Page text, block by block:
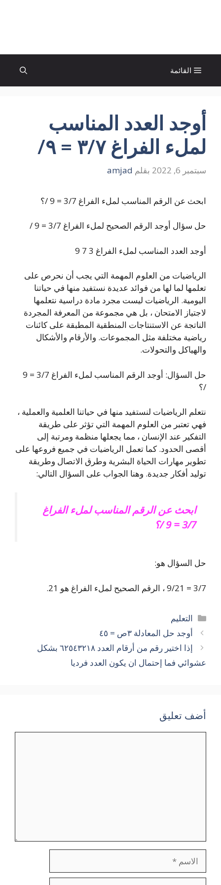
القائمة
أوجد العدد المناسب
لملء الفراغ ٣/٧ = ٩/
سبتمبر 6, 2022 بقلم amjad
ابحث عن الرقم المناسب لملء الفراغ 3/7 = 9 /؟
حل سؤال أوجد الرقم الصحيح لملء الفراغ 3/7 = 9 /
أوجد العدد المناسب لملء الفراغ 3 7 9
الرياضيات من العلوم المهمة التي يجب أن نحرص على
تعلمها لما لها من فوائد عديدة نستفيد منها في حياتنا
اليومية. الرياضيات ليست مجرد مادة دراسية نتعلمها
لاجتياز الامتحان ، بل هي مجموعة من المعرفة المجردة
الناتجة عن الاستنتاجات المنطقية المطبقة على كائنات
رياضية مختلفة مثل المجموعات. والأرقام والأشكال
والهياكل والتحولات.
حل السؤال: أوجد الرقم المناسب لملء الفراغ 3/7 = 9
/؟
نتعلم الرياضيات لنستفيد منها في حياتنا العلمية والعملية ،
فهي تعتبر من العلوم المهمة التي تؤثر على طريقة
التفكير عند الإنسان ، مما يجعلها منظمة ومرتبة إلى
أقصى الحدود. كما تعمل الرياضيات في جميع فروعها على
تطوير مهارات الحياة البشرية وطرق الاتصال وطريقة
توليد أفكار جديدة. وهنا الجواب على السؤال التالي:
ابحث عن الرقم المناسب لملء الفراغ
3/7 = 9 /؟
حل السؤال هو:
3/7 = 9/21 ، الرقم الصحيح لملء الفراغ هو 21.
التصنيفات
التعليم
أوجد حل المعادلة ٣ص = ٤٥
إذا اختير رقم من أرقام العدد ٦٢٥٤٣٢١٨ بشكل
عشوائي فما إحتمال ان يكون العدد فرديا
أضف تعليق